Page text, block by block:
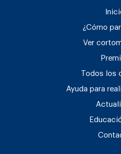
¿Cómo
Ver
Todos los
Ayuda para